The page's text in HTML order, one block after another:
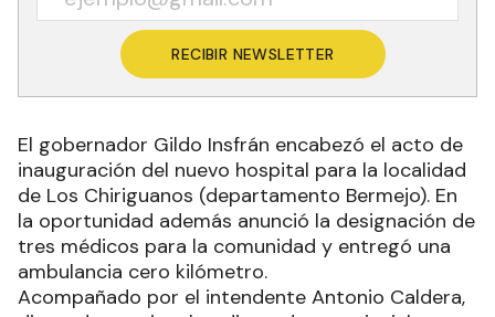
RECIBIR NEWSLETTER
El gobernador Gildo Insfrán encabezó el acto de
inauguración del nuevo hospital para la localidad
de Los Chiriguanos (departamento Bermejo). En
la oportunidad además anunció la designación de
tres médicos para la comunidad y entregó una
ambulancia cero kilómetro.
Acompañado por el intendente Antonio Caldera,